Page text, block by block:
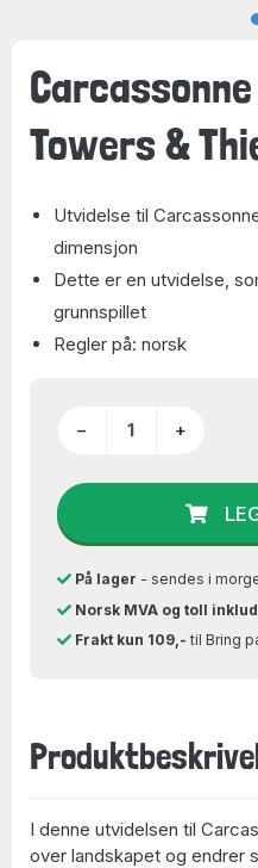
Towers &
Utvidelse til
dimensjon
Dette er en utvidelse,
grunnspillet
Regler på: norsk
− +
På lager - sendes i
Norsk MVA og toll
Frakt kun 109,- til Bring
I denne utvidelsen til
over landskapet og endrer